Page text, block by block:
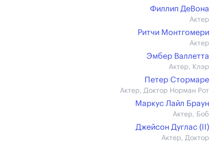
Филлип ДеВона
Актер
Ритчи Монтгомери
Актер
Эмбер Валлетта
Актер, Клэр
Петер Стормаре
Актер, Доктор Норман Рот
Маркус Лайл Браун
Актер, Боб
Джейсон Дуглас (II)
Актер, Доктор